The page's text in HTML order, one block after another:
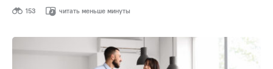
153 читать меньше минуты